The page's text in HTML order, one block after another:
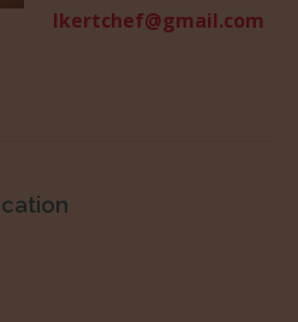
lkertchef@gmail.com